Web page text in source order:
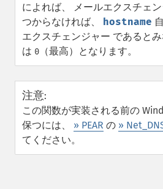
によれば、 メールエクスチェ
つからなければ、 hostname
エクスチェンジャー であると
は 0 （最高）となります。
注意:
この関数が実装される前の
保つには、 » PEAR の »
てください。